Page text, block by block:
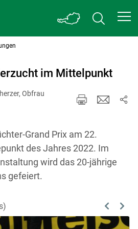
im Mittelpunkt
Obfrau
Grand Prix am 22.
des Jahres 2022. Im
wird das 20-jährige
gefeiert.
Previous
Next